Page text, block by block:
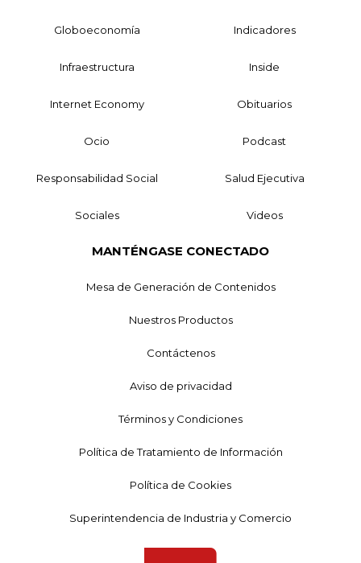
Globoeconomía Indicadores
Infraestructura Inside
Internet Economy Obituarios
Ocio Podcast
Responsabilidad Social Salud Ejecutiva
Sociales Videos
MANTÉNGASE CONECTADO
Mesa de Generación de Contenidos
Nuestros Productos
Contáctenos
Aviso de privacidad
Términos y Condiciones
Política de Tratamiento de Información
Política de Cookies
Superintendencia de Industria y Comercio